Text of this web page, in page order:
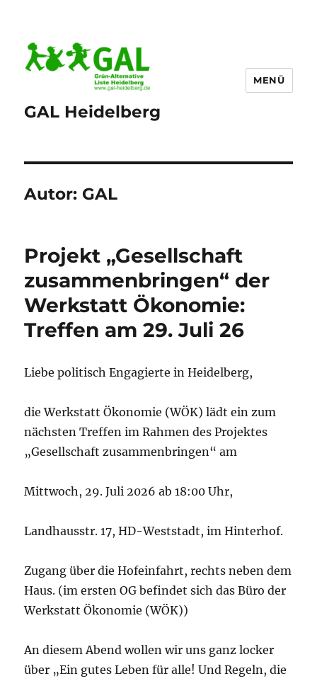
GAL Heidelberg
MENÜ
Autor: GAL
Projekt „Gesellschaft
zusammenbringen“ der
Werkstatt Ökonomie:
Treffen am 29. Juli 26
Liebe politisch Engagierte in Heidelberg,
die Werkstatt Ökonomie (WÖK) lädt ein zum
nächsten Treffen im Rahmen des Projektes
„Gesellschaft zusammenbringen“ am
Mittwoch, 29. Juli 2026 ab 18:00 Uhr,
Landhausstr. 17, HD-Weststadt, im Hinterhof.
Zugang über die Hofeinfahrt, rechts neben dem
Haus. (im ersten OG befindet sich das Büro der
Werkstatt Ökonomie (WÖK))
An diesem Abend wollen wir uns ganz locker
über „Ein gutes Leben für alle! Und Regeln, die